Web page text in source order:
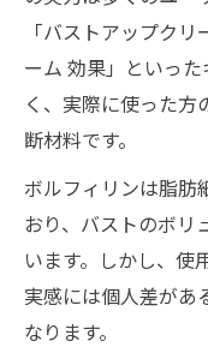
「バストアップク
ーム 効果」といっ
く、実際に使った方
断材料です。
ボルフィリンは脂肪
おり、バストのボリ
います。しかし、使
実感には個人差があ
なります。